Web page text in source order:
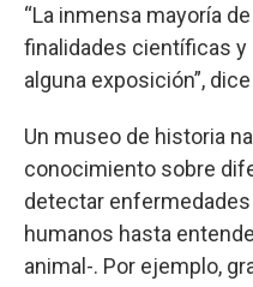
“La inmensa mayoría
finalidades científicas y
alguna exposición”,
Un museo de historia
conocimiento sobre
detectar
humanos hasta
animal-. Por ejemplo,